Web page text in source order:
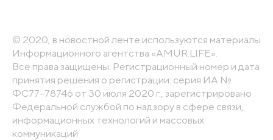
© 2020, в новостной ленте используются материалы
Информационного агентства «AMUR.LIFE».
Все права защищены. Регистрационный номер и дата
принятия решения о регистрации: серия ИА №
ФС77-78746 от 30 июля 2020 г., зарегистрировано
Федеральной службой по надзору в сфере связи,
информационных технологий и массовых
коммуникаций